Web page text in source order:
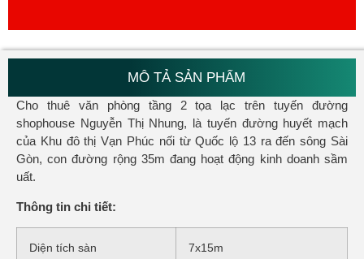
MÔ TẢ SẢN PHẨM
Cho thuê văn phòng tầng 2 tọa lạc trên tuyến đường
shophouse Nguyễn Thị Nhung, là tuyến đường huyết mạch
của Khu đô thị Vạn Phúc nối từ Quốc lộ 13 ra đến sông Sài
Gòn, con đường rộng 35m đang hoạt động kinh doanh sầm
uất.
Thông tin chi tiết:
Diện tích sàn 7x15m